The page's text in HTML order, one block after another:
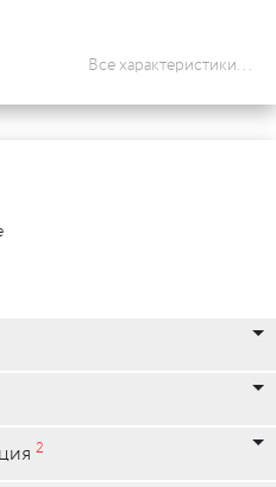
Все характеристики...
2